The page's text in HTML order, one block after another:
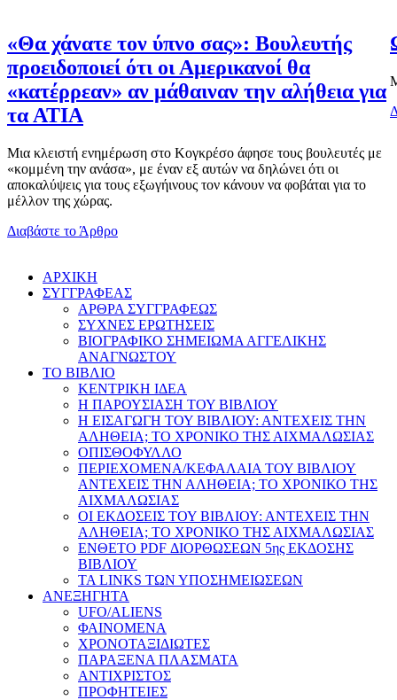
«Θα χάνατε τον ύπνο σας»: Βουλευτής
προειδοποιεί ότι οι Αμερικανοί θα
«κατέρρεαν» αν μάθαιναν την αλήθεια για
τα ΑΤΙΑ
Μια κλειστή ενημέρωση στο Κογκρέσο άφησε τους βουλευτές με
«κομμένη την ανάσα», με έναν εξ αυτών να δηλώνει ότι οι
αποκαλύψεις για τους εξωγήινους τον κάνουν να φοβάται για το
μέλλον της χώρας.
Διαβάστε το Άρθρο
AΡΧΙΚΗ
ΣΥΓΓΡΑΦΕΑΣ
ΑΡΘΡΑ ΣΥΓΓΡΑΦΕΩΣ
ΣΥΧΝΕΣ ΕΡΩΤΗΣΕΙΣ
ΒΙΟΓΡΑΦΙΚΟ ΣΗΜΕΙΩΜΑ ΑΓΓΕΛΙΚΗΣ
ΑΝΑΓΝΩΣΤΟΥ
ΤΟ ΒΙΒΛΙΟ
ΚΕΝΤΡΙΚΗ ΙΔΕΑ
Η ΠΑΡΟΥΣΙΑΣΗ ΤΟΥ ΒΙΒΛΙΟΥ
Η ΕΙΣΑΓΩΓΗ ΤΟΥ ΒΙΒΛΙΟΥ: ΑΝΤΕΧΕΙΣ ΤΗΝ
ΑΛΗΘΕΙΑ; ΤΟ ΧΡΟΝΙΚΟ ΤΗΣ ΑΙΧΜΑΛΩΣΙΑΣ
ΟΠΙΣΘΟΦΥΛΛΟ
ΠΕΡΙΕΧΟΜΕΝΑ/ΚΕΦΑΛΑΙΑ ΤΟΥ ΒΙΒΛΙΟΥ
ΑΝΤΕΧΕΙΣ ΤΗΝ ΑΛΗΘΕΙΑ; ΤΟ ΧΡΟΝΙΚΟ ΤΗΣ
ΑΙΧΜΑΛΩΣΙΑΣ
ΟΙ ΕΚΔΟΣΕΙΣ ΤΟΥ ΒΙΒΛΙΟΥ: ΑΝΤΕΧΕΙΣ ΤΗΝ
ΑΛΗΘΕΙΑ; ΤΟ ΧΡΟΝΙΚΟ ΤΗΣ ΑΙΧΜΑΛΩΣΙΑΣ
ΕΝΘΕΤΟ PDF ΔΙΟΡΘΩΣΕΩΝ 5ης ΕΚΔΟΣΗΣ
ΒΙΒΛΙΟΥ
ΤΑ LINKS ΤΩΝ ΥΠΟΣΗΜΕΙΩΣΕΩΝ
ΑΝΕΞΗΓΗΤΑ
UFO/ALIENS
ΦΑΙΝΟΜΕΝΑ
ΧΡΟΝΟΤΑΞΙΔΙΩΤΕΣ
ΠΑΡΑΞΕΝΑ ΠΛΑΣΜΑΤΑ
ΑΝΤΙΧΡΙΣΤΟΣ
ΠΡΟΦΗΤΕΙΕΣ